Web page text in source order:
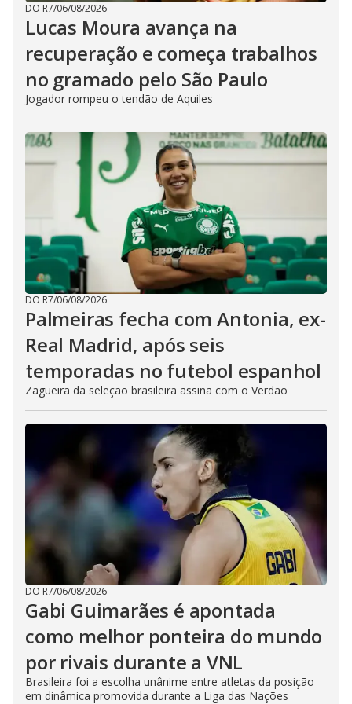
DO R7/06/08/2026
Lucas Moura avança na
recuperação e começa trabalhos
no gramado pelo São Paulo
Jogador rompeu o tendão de Aquiles
DO R7/06/08/2026
Palmeiras fecha com Antonia, ex-
Real Madrid, após seis
temporadas no futebol espanhol
Zagueira da seleção brasileira assina com o Verdão
DO R7/06/08/2026
Gabi Guimarães é apontada
como melhor ponteira do mundo
por rivais durante a VNL
Brasileira foi a escolha unânime entre atletas da posição
em dinâmica promovida durante a Liga das Nações